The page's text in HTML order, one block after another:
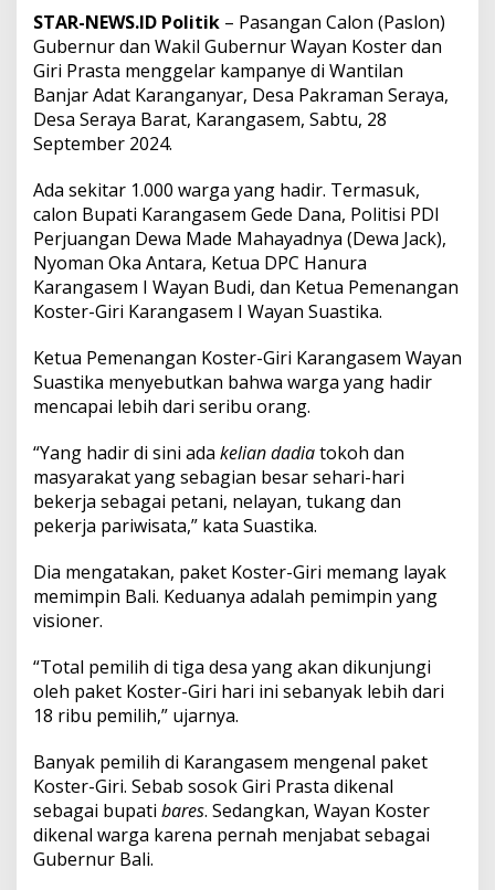
r
-
G
i
r
i
,
e
m
i
l
i
h
e
a
h
M
n
g
e
n
a
o
s
K
e
d
u
n
y
a
STAR-NEWS.ID Politik – Pasangan Calon (Paslon)
Gubernur dan Wakil Gubernur Wayan Koster dan
Giri Prasta menggelar kampanye di Wantilan
Banjar Adat Karanganyar, Desa Pakraman Seraya,
Desa Seraya Barat, Karangasem, Sabtu, 28
September 2024.
Ada sekitar 1.000 warga yang hadir. Termasuk,
calon Bupati Karangasem Gede Dana, Politisi PDI
Perjuangan Dewa Made Mahayadnya (Dewa Jack),
Nyoman Oka Antara, Ketua DPC Hanura
Karangasem I Wayan Budi, dan Ketua Pemenangan
Koster-Giri Karangasem I Wayan Suastika.
Ketua Pemenangan Koster-Giri Karangasem Wayan
Suastika menyebutkan bahwa warga yang hadir
mencapai lebih dari seribu orang.
“Yang hadir di sini ada kelian dadiatokoh dan
masyarakat yang sebagian besar sehari-hari
bekerja sebagai petani, nelayan, tukang dan
pekerja pariwisata,” kata Suastika.
Dia mengatakan, paket Koster-Giri memang layak
memimpin Bali. Keduanya adalah pemimpin yang
visioner.
“Total pemilih di tiga desa yang akan dikunjungi
oleh paket Koster-Giri hari ini sebanyak lebih dari
18 ribu pemilih,” ujarnya.
Banyak pemilih di Karangasem mengenal paket
Koster-Giri. Sebab sosok Giri Prasta dikenal
sebagai bupati bares. Sedangkan, Wayan Koster
dikenal warga karena pernah menjabat sebagai
Gubernur Bali.